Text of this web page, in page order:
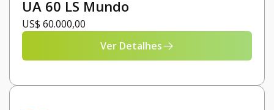
UA 60 LS Mundo
US$ 60.000,00
Ver Detalhes